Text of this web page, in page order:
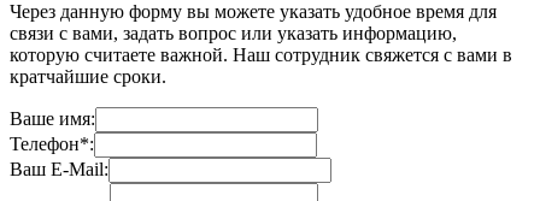
Через данную форму вы можете указать удобное время для
связи с вами, задать вопрос или указать информацию,
которую считаете важной. Наш сотрудник свяжется с вами в
кратчайшие сроки.
Ваше имя:
Телефон*:
Ваш E-Mail: